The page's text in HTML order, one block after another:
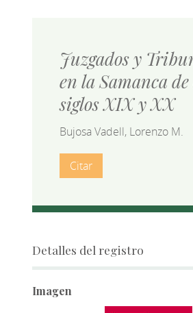
Juzgados y
en la Samanca de
siglos XIX y XX
Bujosa Vadell, Lorenzo M.
Citar
Detalles del registro
Imagen